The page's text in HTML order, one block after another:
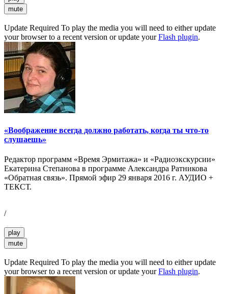
mute
Update Required To play the media you will need to either update
your browser to a recent version or update yourFlash plugin.
«Воображение всегда должно работать, когда ты что-то
слушаешь»
Редактор программ «Время Эрмитажа» и «Радиоэкскурсии»
Екатерина Степанова в программе Александра Ратникова
«Обратная связь». Прямой эфир 29 января 2016 г. АУДИО +
ТЕКСТ.
/
play
mute
Update Required To play the media you will need to either update
your browser to a recent version or update yourFlash plugin.